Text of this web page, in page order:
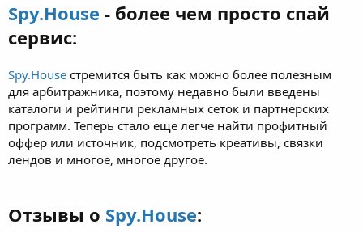
Spy.House - более чем просто спай
сервис:
Spy.House стремится быть как можно более полезным
для арбитражника, поэтому недавно были введены
каталоги и рейтинги рекламных сеток и партнерских
программ. Теперь стало еще легче найти профитный
оффер или источник, подсмотреть креативы, связки
лендов и многое, многое другое.
Отзывы о Spy.House: